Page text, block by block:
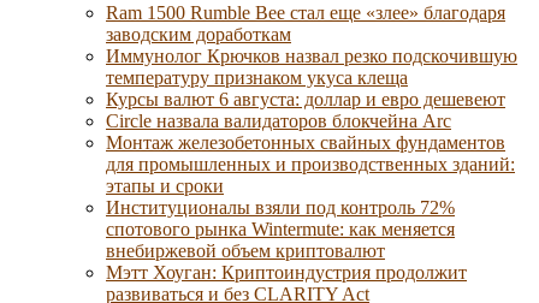
Ram 1500 Rumble Bee стал еще «злее» благодаря
заводским доработкам
Иммунолог Крючков назвал резко подскочившую
температуру признаком укуса клеща
Курсы валют 6 августа: доллар и евро дешевеют
Circle назвала валидаторов блокчейна Arc
Монтаж железобетонных свайных фундаментов
для промышленных и производственных зданий:
этапы и сроки
Институционалы взяли под контроль 72%
спотового рынка Wintermute: как меняется
внебиржевой объем криптовалют
Мэтт Хоуган: Криптоиндустрия продолжит
развиваться и без CLARITY Act